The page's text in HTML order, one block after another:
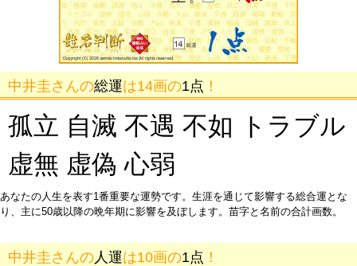
中井圭さんの総運は14画の1点 ！
孤立 自滅 不遇 不如 トラブル
虚無 虚偽 心弱
あなたの人生を表す1番重要な運勢です。生涯を通じて影響する総合運とな
り、主に50歳以降の晩年期に影響を及ぼします。苗字と名前の合計画数。
中井圭さんの 人運は10画の1点 ！